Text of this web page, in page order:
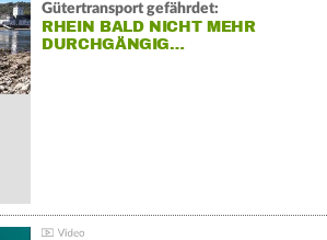
Gütertransport gefährdet:
RHEIN BALD NICHT MEHR
DURCHGÄNGIG…